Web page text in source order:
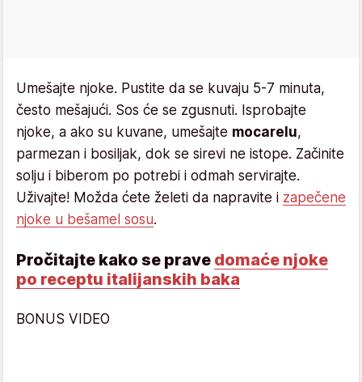
Umešajte njoke. Pustite da se kuvaju 5-7 minuta,
često mešajući. Sos će se zgusnuti. Isprobajte
njoke, a ako su kuvane, umešajte mocarelu,
parmezan i bosiljak, dok se sirevi ne istope. Začinite
solju i biberom po potrebi i odmah servirajte.
Uživajte! Možda ćete želeti da napravite i zapečene
njoke u bešamel sosu.
Pročitajte kako se prave domaće njoke
po receptu italijanskih baka
BONUS VIDEO